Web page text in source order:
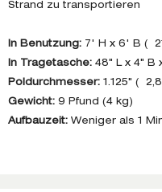
Strand zu transportieren
In Benutzung: 7' H x 6' B (
In Tragetasche: 48" L x 4" B
Poldurchmesser: 1.125" (
Gewicht: 9 Pfund (4 kg)
Aufbauzeit: Weniger als 1